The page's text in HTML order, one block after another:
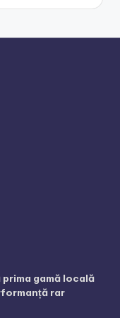
gamă locală
rar